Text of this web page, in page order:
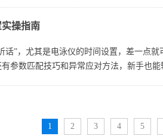
操指南
话”，尤其是电泳仪的时间设置，差一点
参数匹配技巧和异常应对方法，新手也
1 2 3 4 5